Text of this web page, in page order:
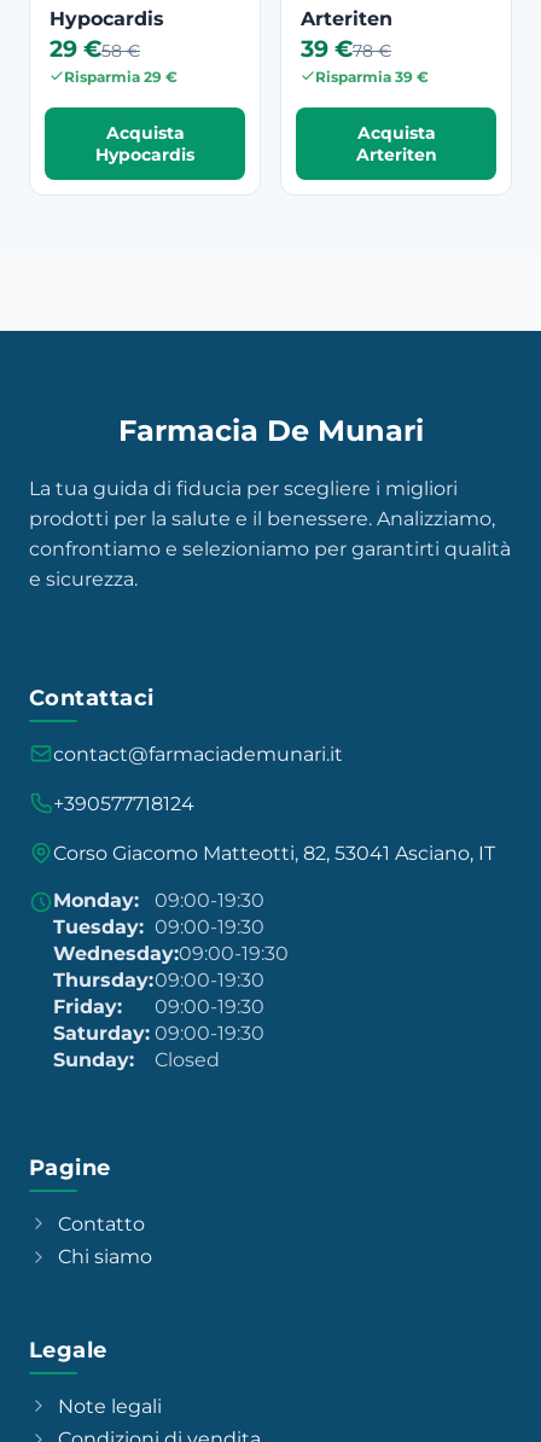
Hypocardis
29 €58 €
Risparmia 29 €
Acquista
Hypocardis
Arteriten
39 €78 €
Risparmia 39 €
Acquista
Arteriten
Farmacia De Munari
La tua guida di fiducia per scegliere i migliori
prodotti per la salute e il benessere. Analizziamo,
confrontiamo e selezioniamo per garantirti qualità
e sicurezza.
Contattaci
contact@farmaciademunari.it
+390577718124
Corso Giacomo Matteotti, 82, 53041 Asciano, IT
Monday:
09:00-19:30
Tuesday: 09:00-19:30
Wednesday:09:00-19:30
Thursday:09:00-19:30
Friday:
09:00-19:30
Saturday: 09:00-19:30
Sunday:
Closed
Pagine
Contatto
Chi siamo
Legale
Note legali